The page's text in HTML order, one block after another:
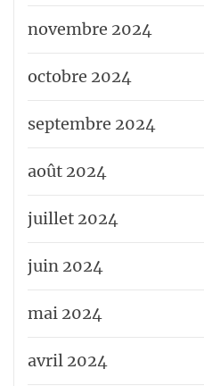
novembre 2024
octobre 2024
septembre 2024
août 2024
juillet 2024
juin 2024
mai 2024
avril 2024